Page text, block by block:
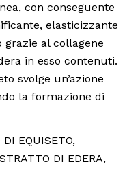
con conseguente
elasticizzante
grazie al collagene
in esso contenuti.
svolge un’azione
la formazione di
EQUISETO,
DI EDERA,